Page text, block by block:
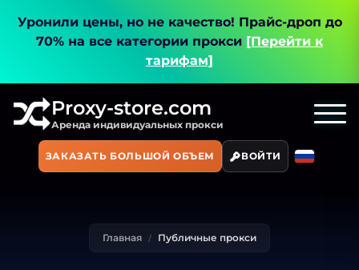
Уронили цены, но не качество! Прайс-дроп до
70% на все категории прокси [Перейти к
тарифам]
Proxy-store.com
Аренда индивидуальных прокси
ЗАКАЗАТЬ БОЛЬШОЙ ОБЪЕМ ВОЙТИ
Главная Публичные прокси